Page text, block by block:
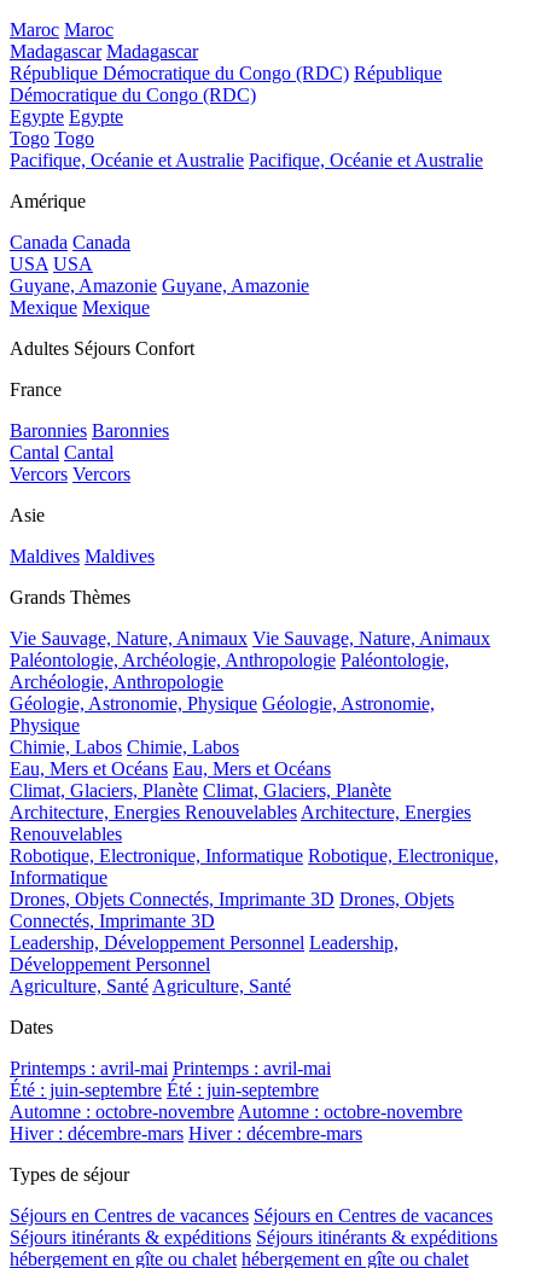
Maroc Maroc
Madagascar Madagascar
République Démocratique du Congo (RDC) République
Démocratique du Congo (RDC)
Egypte Egypte
Togo Togo
Pacifique, Océanie et Australie Pacifique, Océanie et Australie
Amérique
Canada Canada
USA USA
Guyane, Amazonie Guyane, Amazonie
Mexique Mexique
Adultes Séjours Confort
France
Baronnies Baronnies
Cantal Cantal
Vercors Vercors
Asie
Maldives Maldives
Grands Thèmes
Vie Sauvage, Nature, Animaux Vie Sauvage, Nature, Animaux
Paléontologie, Archéologie, Anthropologie Paléontologie,
Archéologie, Anthropologie
Géologie, Astronomie, Physique Géologie, Astronomie,
Physique
Chimie, Labos Chimie, Labos
Eau, Mers et Océans Eau, Mers et Océans
Climat, Glaciers, Planète Climat, Glaciers, Planète
Architecture, Energies Renouvelables Architecture, Energies
Renouvelables
Robotique, Electronique, Informatique Robotique, Electronique,
Informatique
Drones, Objets Connectés, Imprimante 3D Drones, Objets
Connectés, Imprimante 3D
Leadership, Développement Personnel Leadership,
Développement Personnel
Agriculture, Santé Agriculture, Santé
Dates
Printemps : avril-mai Printemps : avril-mai
Été : juin-septembre Été : juin-septembre
Automne : octobre-novembre Automne : octobre-novembre
Hiver : décembre-mars Hiver : décembre-mars
Types de séjour
Séjours en Centres de vacances Séjours en Centres de vacances
Séjours itinérants & expéditions Séjours itinérants & expéditions
hébergement en gîte ou chalet hébergement en gîte ou chalet